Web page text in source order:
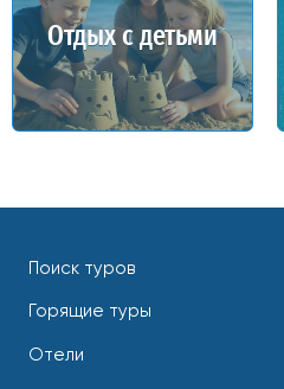
Отдых с детьми
Поиск туров
Горящие туры
Отели